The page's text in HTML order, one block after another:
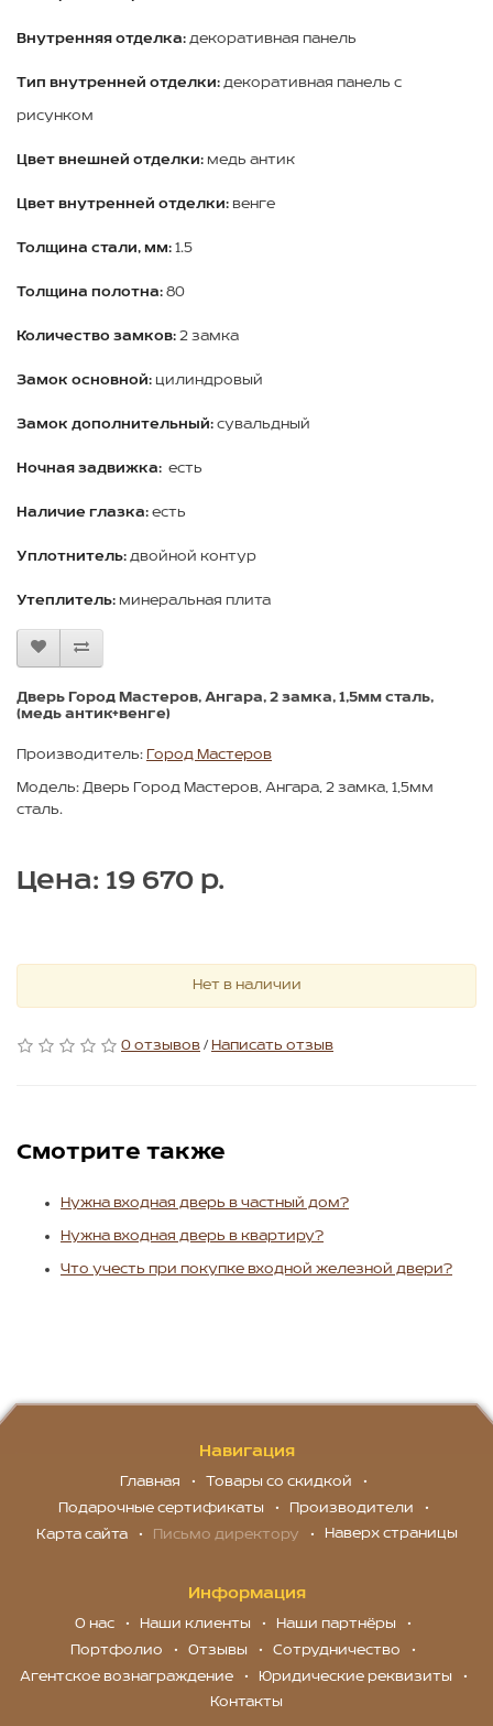
Внутренняя отделка: декоративная панель
Тип внутренней отделки: декоративная панель с
рисунком
Цвет внешней отделки: медь антик
Цвет внутренней отделки: венге
Толщина стали, мм: 1.5
Толщина полотна: 80
Количество замков: 2 замка
Замок основной: цилиндровый
Замок дополнительный: сувальдный
Ночная задвижка: есть
Наличие глазка: есть
Уплотнитель: двойной контур
Утеплитель: минеральная плита
Дверь Город Мастеров, Ангара, 2 замка, 1,5мм сталь,
(медь антик+венге)
Производитель: Город Мастеров
Модель: Дверь Город Мастеров, Ангара, 2 замка, 1,5мм
сталь.
Цена: 19 670 р.
Нет в наличии
0 отзывов / Написать отзыв
Смотрите также
Нужна входная дверь в частный дом?
Нужна входная дверь в квартиру?
Что учесть при покупке входной железной двери?
Навигация
Главная
Товары со скидкой
Подарочные сертификаты
Производители
Карта сайта
Письмо директору Наверх страницы
Информация
О нас Наши клиенты
Наши партнёры
Портфолио
Отзывы
Сотрудничество
Агентское вознаграждение
Юридические реквизиты
Контакты